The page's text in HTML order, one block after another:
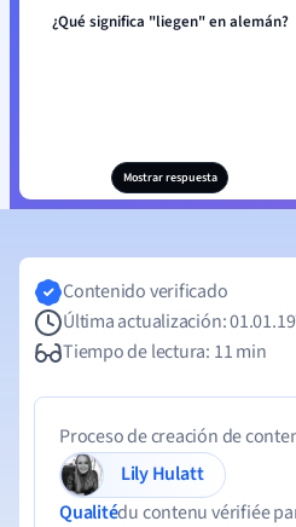
¿Qué significa "liegen" en alemán?
Mostrar respuesta
Contenido verificado
Última actualización:
Tiempo de lectura: 11 min
Proceso de creación de
Lily Hulatt
Qualitédu contenu vérifiée